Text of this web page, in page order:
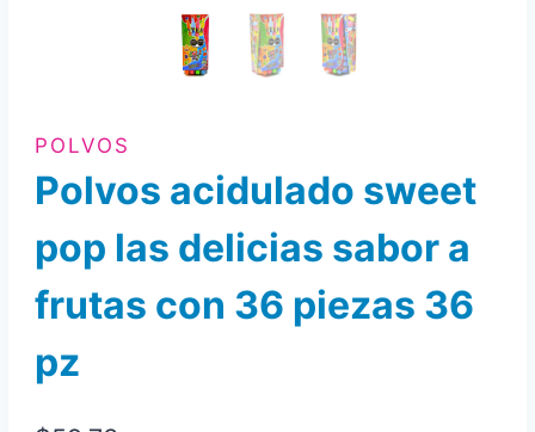
POLVOS
Polvos acidulado sweet
pop las delicias sabor a
frutas con 36 piezas 36
pz